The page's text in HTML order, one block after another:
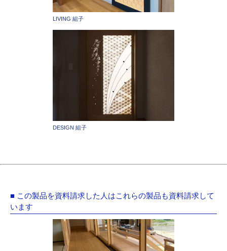
LIVING 組子
DESIGN 組子
■ この製品を資料請求した人はこれらの製品も資料請求して
います